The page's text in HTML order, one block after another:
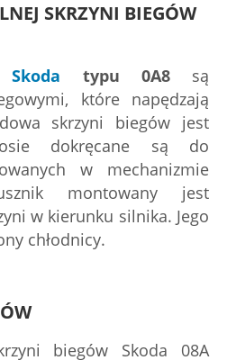
SKRZYNI BIEGÓW
typu 0A8są
które napędzają
skrzyni biegów jest
dokręcane są do
w mechanizmie
montowany jest
w kierunku silnika. Jego
chłodnicy.
biegów Skoda 08A